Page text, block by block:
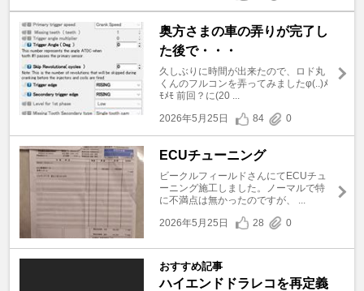
奥方さまの車の弄りが完了し
た後で・・・
久しぶりに時間が出来たので、ロド丸
くんのフルコンを弄ってみましたφ(..)ﾒ
ﾓﾒﾓ 前回？に(20 ...
2026年5月25日
84 0
ECUチューニング
ビークルフィールドさんにてECUチュ
ーニング施工しました。ノーマルで特
に不満点は無かったのですが、 ...
2026年5月25日
28 0
おすすめ記事
ハイエンドドラレコを再定義